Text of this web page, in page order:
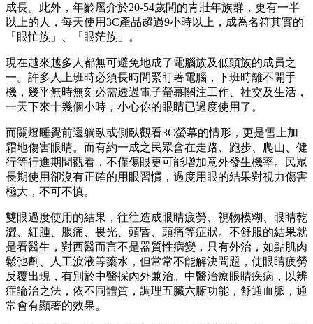
成長。此外，年齡層介於20-54歲間的青壯年族群，更有一半
以上的人，每天使用3C產品超過9小時以上，成為名符其實的
「眼忙族」、「眼茫族」。
現在越來越多人都無可避免地成了電腦族及低頭族的成員之
一。許多人上班時必須長時間緊盯著電腦，下班時離不開手
機，幾乎無時無刻必需透過電子螢幕關注工作、社交及生活，
一天下來十幾個小時，小心你的眼睛已過度使用了。
而關燈睡覺前還躺臥或側臥觀看3C螢幕的情形，更是雪上加
霜地傷害眼睛。而有約一成之民眾會在走路、跑步、爬山、健
行等行進期間觀看，不僅傷眼更可能增加意外發生機率。民眾
長期使用卻沒有正確的用眼習慣，過度用眼的結果對視力傷害
極大，不可不慎。
雙眼過度使用的結果，往往造成眼睛疲勞、視物模糊、眼睛乾
澀、紅腫、脹痛、畏光、頭昏、頭痛等症狀。不舒服的結果就
是看醫生，對西醫而言不是器質性病變，只有外治，如點肌肉
鬆弛劑、人工淚液等藥水，但常常不能解決問題，使眼睛疲勞
反覆出現，有別於中醫採內外兼治。中醫治療眼睛疾病，以辨
症論治之法，依不同體質，調理五臟六腑功能，舒通血脈，通
常會有顯著的效果。